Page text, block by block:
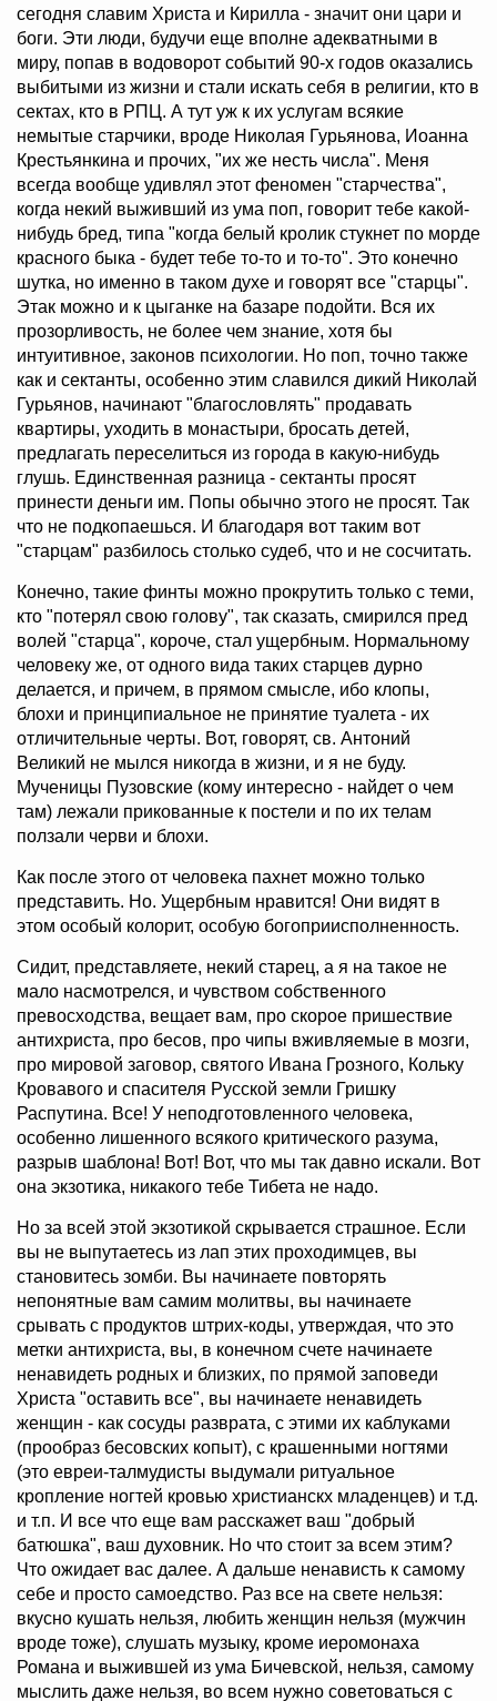
сегодня славим Христа и Кирилла - значит они цари и
боги. Эти люди, будучи еще вполне адекватными в
миру, попав в водоворот событий 90-х годов оказались
выбитыми из жизни и стали искать себя в религии, кто в
сектах, кто в РПЦ. А тут уж к их услугам всякие
немытые старчики, вроде Николая Гурьянова, Иоанна
Крестьянкина и прочих, "их же несть числа". Меня
всегда вообще удивлял этот феномен "старчества",
когда некий выживший из ума поп, говорит тебе какой-
нибудь бред, типа "когда белый кролик стукнет по морде
красного быка - будет тебе то-то и то-то". Это конечно
шутка, но именно в таком духе и говорят все "старцы".
Этак можно и к цыганке на базаре подойти. Вся их
прозорливость, не более чем знание, хотя бы
интуитивное, законов психологии. Но поп, точно также
как и сектанты, особенно этим славился дикий Николай
Гурьянов, начинают "благословлять" продавать
квартиры, уходить в монастыри, бросать детей,
предлагать переселиться из города в какую-нибудь
глушь. Единственная разница - сектанты просят
принести деньги им. Попы обычно этого не просят. Так
что не подкопаешься. И благодаря вот таким вот
"старцам" разбилось столько судеб, что и не сосчитать.
Конечно, такие финты можно прокрутить только с теми,
кто "потерял свою голову", так сказать, смирился пред
волей "старца", короче, стал ущербным. Нормальному
человеку же, от одного вида таких старцев дурно
делается, и причем, в прямом смысле, ибо клопы,
блохи и принципиальное не принятие туалета - их
отличительные черты. Вот, говорят, св. Антоний
Великий не мылся никогда в жизни, и я не буду.
Мученицы Пузовские (кому интересно - найдет о чем
там) лежали прикованные к постели и по их телам
ползали черви и блохи.
Как после этого от человека пахнет можно только
представить. Но. Ущербным нравится! Они видят в
этом особый колорит, особую богоприисполненность.
Сидит, представляете, некий старец, а я на такое не
мало насмотрелся, и чувством собственного
превосходства, вещает вам, про скорое пришествие
антихриста, про бесов, про чипы вживляемые в мозги,
про мировой заговор, святого Ивана Грозного, Кольку
Кровавого и спасителя Русской земли Гришку
Распутина. Все! У неподготовленного человека,
особенно лишенного всякого критического разума,
разрыв шаблона! Вот! Вот, что мы так давно искали. Вот
она экзотика, никакого тебе Тибета не надо.
Но за всей этой экзотикой скрывается страшное. Если
вы не выпутаетесь из лап этих проходимцев, вы
становитесь зомби. Вы начинаете повторять
непонятные вам самим молитвы, вы начинаете
срывать с продуктов штрих-коды, утверждая, что это
метки антихриста, вы, в конечном счете начинаете
ненавидеть родных и близких, по прямой заповеди
Христа "оставить все", вы начинаете ненавидеть
женщин - как сосуды разврата, с этими их каблуками
(прообраз бесовских копыт), с крашенными ногтями
(это евреи-талмудисты выдумали ритуальное
кропление ногтей кровью христианскх младенцев) и т.д.
и т.п. И все что еще вам расскажет ваш "добрый
батюшка", ваш духовник. Но что стоит за всем этим?
Что ожидает вас далее. А дальше ненависть к самому
себе и просто самоедство. Раз все на свете нельзя:
вкусно кушать нельзя, любить женщин нельзя (мужчин
вроде тоже), слушать музыку, кроме иеромонаха
Романа и выжившей из ума Бичевской, нельзя, самому
мыслить даже нельзя, во всем нужно советоваться с